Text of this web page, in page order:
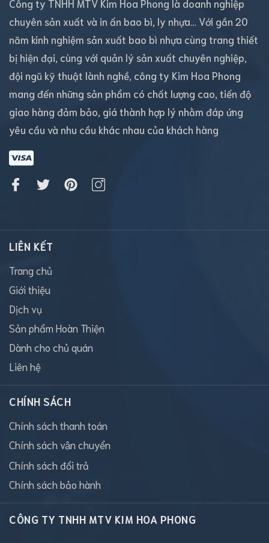
Công ty TNHH MTV Kim Hoa Phong là doanh nghiệp
chuyên sản xuất và in ấn bao bì, ly nhựa… Với gần 20
năm kinh nghiệm sản xuất bao bì nhựa cùng trang thiết
bị hiện đại, cùng với quản lý sản xuất chuyên nghiệp,
đội ngũ kỹ thuật lành nghề, công ty Kim Hoa Phong
mang đến những sản phẩm có chất lượng cao, tiến độ
giao hàng đảm bảo, giá thành hợp lý nhằm đáp ứng
yêu cầu và nhu cầu khác nhau của khách hàng
LIÊN KẾT
Trang chủ
Giới thiệu
Dịch vụ
Sản phẩm Hoàn Thiện
Dành cho chủ quán
Liên hệ
CHÍNH SÁCH
Chính sách thanh toán
Chính sách vận chuyển
Chính sách đổi trả
Chính sách bảo hành
CÔNG TY TNHH MTV KIM HOA PHONG